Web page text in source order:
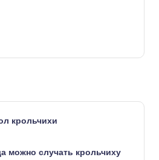
крольчихи
можно случать крольчиху